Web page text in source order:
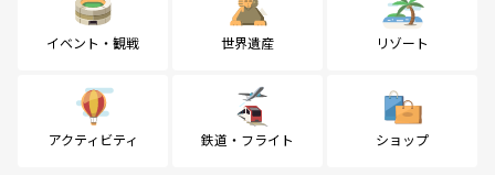
イベント・観戦 世界遺産 リゾート
アクティビティ 鉄道・フライト ショップ